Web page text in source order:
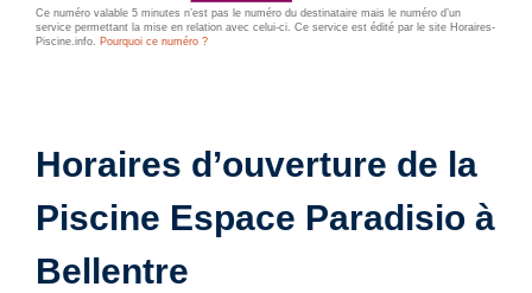
Ce numéro valable 5 minutes n’est pas le numéro du destinataire mais le numéro d’un
service permettant la mise en relation avec celui-ci. Ce service est édité par le site Horaires-
Piscine.info. Pourquoi ce numéro ?
Horaires d’ouverture de la
Piscine Espace Paradisio à
Bellentre